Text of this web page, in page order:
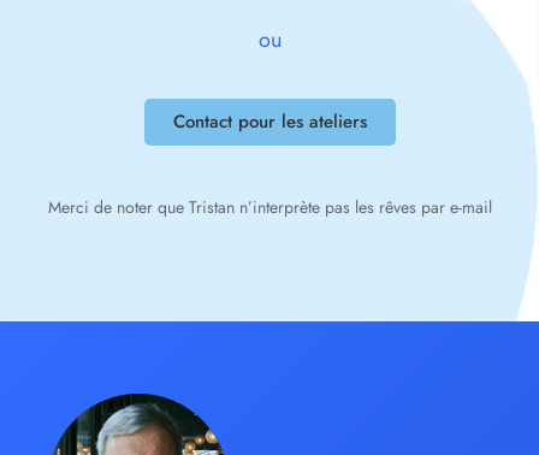
ou
Contact pour les ateliers
Merci de noter que Tristan n’interprète pas les rêves par e-mail